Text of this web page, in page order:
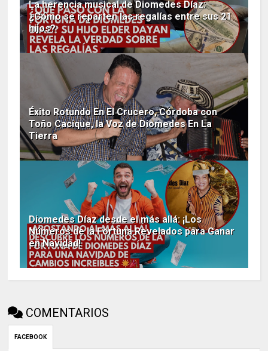
La herencia musical de Diomedes Díaz:
¿Cómo se reparten las regalías entre sus 21
hijos?
Éxito Rotundo En El Crucero, Córdoba con
Toño Cacique, la Voz de Diomedes En La
Tierra
Diomedes Díaz desde el más allá: ¡Los
Números de la Fortuna Revelados para Ganar
en Navidad!
COMENTARIOS
FACEBOOK